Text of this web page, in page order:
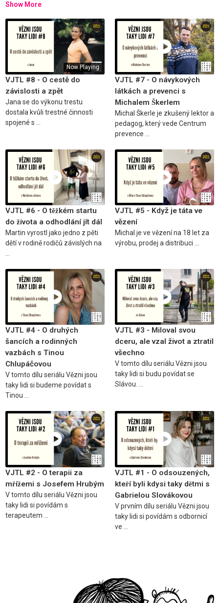
Show More
Now Playing
VJTL #8 - O cestě do
závislosti a zpět
Jana se do výkonu trestu
dostala kvůli trestné činnosti
spojené s ...
VJTL #7 - O návykových
látkách a prevenci s
Michalem Škerlem
Michal Škerle je zkušený lektor a
pedagog, který vede Centrum
prevence ...
VJTL #6 - O těžkém startu
do života a odhodlání jít dál
Martin vyrostl jako jedno z pěti
dětí v rodině rodičů závislých na
VJTL #5 - Když je táta ve
vězení
Michal je ve vězení na 18 let za
výrobu, prodej a distribuci ...
VJTL #4 - O druhých
šancích a rodinných
vazbách s Tinou
Chlupáčovou
V tomto dílu seriálu Vězni jsou
taky lidi si budeme povídat s
Tinou ...
VJTL #3 - Miloval svou
dceru, ale vzal život a ztratil
všechno
V tomto dílu seriálu Vězni jsou
taky lidi si budu povídat se
Slávou. ...
VJTL #2 - O terapii za
mřížemi s Josefem Hrubým
V tomto dílu seriálu Vězni jsou
taky lidi si povídám s
terapeutem ...
VJTL #1 - O odsouzených,
kteří byli kdysi taky dětmi s
Gabrielou Slovákovou
V prvním dílu seriálu Vězni jsou
taky lidi si povídám s odbornicí
ve ...